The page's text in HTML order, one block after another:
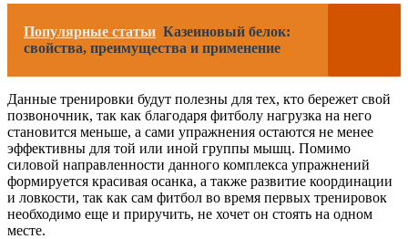
Популярные статьи Казеиновый белок:
свойства, преимущества и применение
Данные тренировки будут полезны для тех, кто бережет свой
позвоночник, так как благодаря фитболу нагрузка на него
становится меньше, а сами упражнения остаются не менее
эффективны для той или иной группы мышц. Помимо
силовой направленности данного комплекса упражнений
формируется красивая осанка, а также развитие координации
и ловкости, так как сам фитбол во время первых тренировок
необходимо еще и приручить, не хочет он стоять на одном
месте.